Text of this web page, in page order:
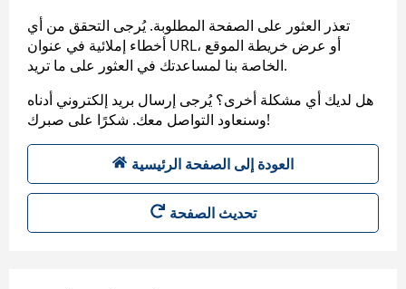
تعذر العثور على الصفحة المطلوبة. يُرجى التحقق من أي
أخطاء إملائية في عنوان URL، أو عرض خريطة الموقع
الخاصة بنا لمساعدتك في العثور على ما تريد.
هل لديك أي مشكلة أخرى؟ يُرجى إرسال بريد إلكتروني أدناه
وسنعاود التواصل معك. شكرًا على صبرك!
العودة إلى الصفحة الرئيسية
تحديث الصفحة